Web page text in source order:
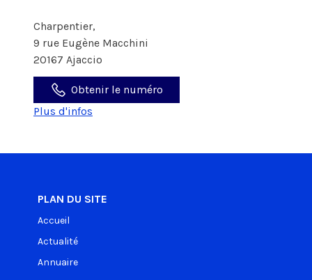
Charpentier,
9 rue Eugène Macchini
20167 Ajaccio
Obtenir le numéro
Plus d'infos
PLAN DU SITE
Accueil
Actualité
Annuaire